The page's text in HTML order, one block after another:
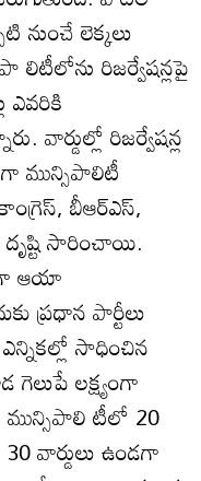
నుంచే లెక్కలు
లిటీలోను రిజర్వేషన్లపై
ఎవరికి
వార్డుల్లో రిజర్వేషన్ల
మున్సిపాలిటీ
బీఆర్‌ఎస్‌,
దృష్టి సారించాయి.
ఆయా
ప్రధాన పార్టీలు
సాధించిన
లక్ష్యంగా
మున్సిపాలి టీలో 20
వార్డులు ఉండగా